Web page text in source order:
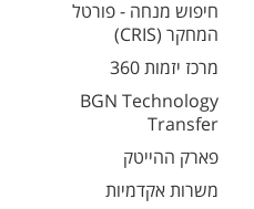
חיפוש מנחה - פורטל
המחקר (CRIS)
מרכז יזמות 360
BGN Technology
Transfer
פארק ההייטק
משרות אקדמיות